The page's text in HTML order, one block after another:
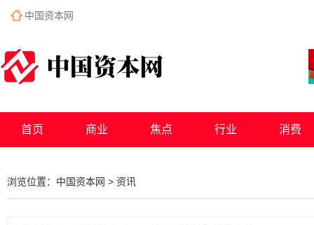
中国资本网
首页 商业 焦点 行业 消费
浏览位置： 中国资本网 > 资讯